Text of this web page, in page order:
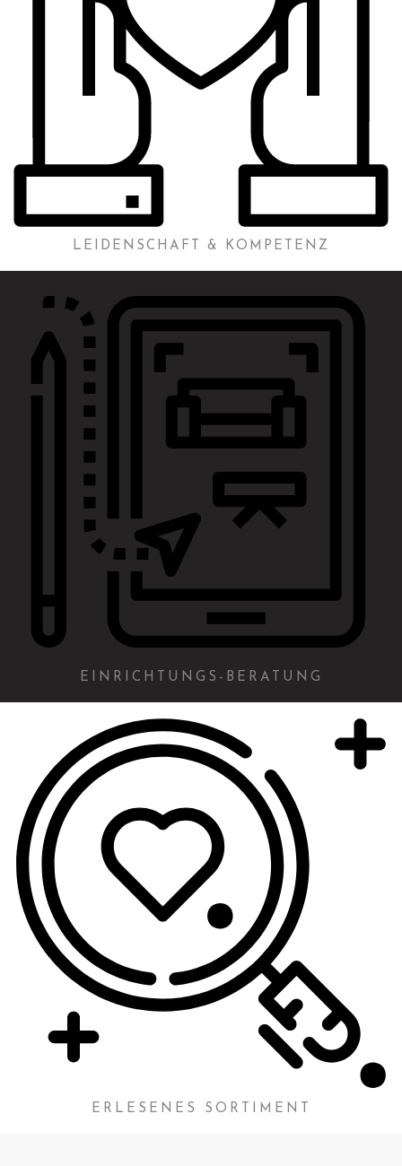
LEIDENSCHAFT & KOMPETENZ
EINRICHTUNGS-BERATUNG
ERLESENES SORTIMENT